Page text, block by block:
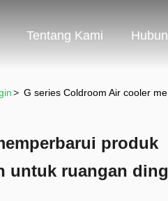
Tentang Kami
> G series Coldroom Air cooler
produk
untuk ruangan